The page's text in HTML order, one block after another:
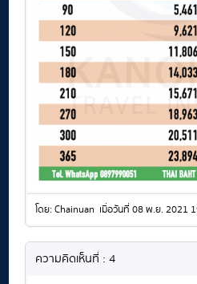
โดย: Chainuan เมื่อวันที่ 08 พ.ย. 2021
ความคิดเห็นที่ : 4